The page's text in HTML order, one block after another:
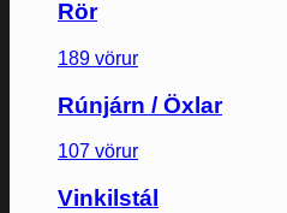
Rör
189 vörur
Rúnjárn / Öxlar
107 vörur
Vinkilstál